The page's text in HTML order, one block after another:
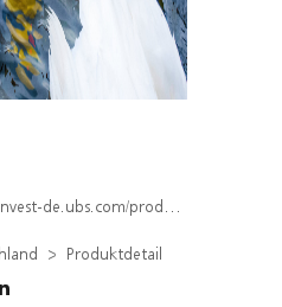
produkt/detail/index/isin/DE000WA6NMM1
Produktdetail